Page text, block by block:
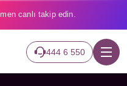
canlı takip edin.
444 6 550